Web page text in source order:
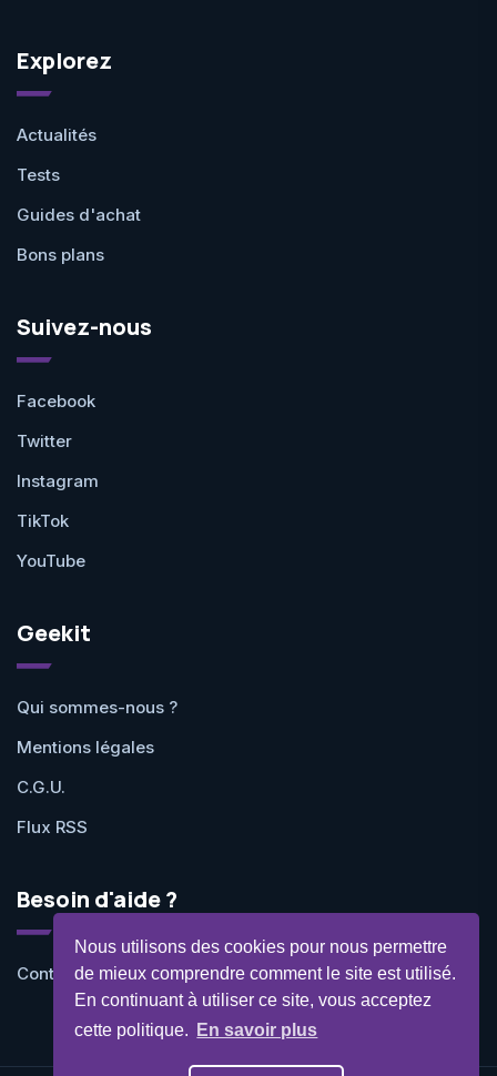
Nous utilisons des cookies pour nous permettre
de mieux comprendre comment le site est utilisé.
En continuant à utiliser ce site, vous acceptez
cette politique.
En savoir plus
Explorez
Actualités
Tests
Guides d'achat
Bons plans
Suivez-nous
Facebook
Twitter
Instagram
TikTok
YouTube
Geekit
Qui sommes-nous ?
Mentions légales
C.G.U.
Flux RSS
Besoin d'aide ?
Contactez-nous